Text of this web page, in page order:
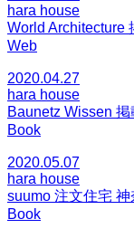
hara house
World Architecture
Web
2020.04.27
hara house
Baunetz Wissen 掲
Book
2020.05.07
hara house
suumo 注文住宅 神
Book